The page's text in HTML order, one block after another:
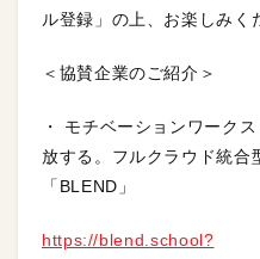
ル登録」の上、お楽しみく
＜協賛企業のご紹介＞
・ モチベーションワーク
放する。フルクラウド統合
「BLEND」
https://blend.school?